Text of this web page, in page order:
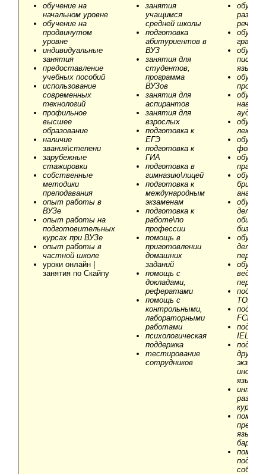
обучение на
начальном уровне
обучение на
продвинутом
уровне
индивидуальные
занятия
предоставление
учебных пособий
использование
современных
технологий
профильное
высшее
образование
наличие
звания\степени
зарубежные
стажировки
собственные
методики
преподавания
опыт работы в
ВУЗе
опыт работы на
подготовительных
курсах при ВУЗе
опыт работы в
частной школе
уроки онлайн |
занятия по Скайпу
занятия
учащимся
средней школы
подготовка
абитуриентов в
ВУЗ
занятия для
студентов,
программа
ВУЗов
занятия для
аспирантов
занятия для
взрослых
подготовка к
ЕГЭ
подготовка к
ГИА
подготовка в
гимназию\лицей
подготовка к
международным
экзаменам
подготовка к
работе\по
профессии
помощь в
приготовлении
домашних
заданий
помощь c
докладами,
рефератами
помощь с
контрольными,
лабораторными
работами
психологическая
поддержка
тестирование
сотрудников
речи
языку
лексике
бизнес-
деловой
TOEFL
FCE
IELTS
другим
языку
курс
барьера